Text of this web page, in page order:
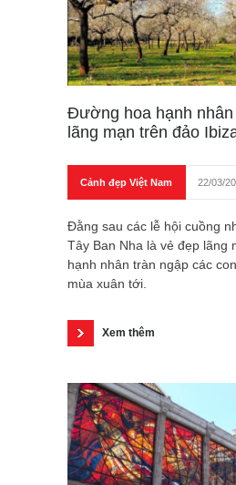
Đường hoa hạnh nhân
lãng mạn trên đảo
Cảnh đẹp Việt Nam 22/03/
Đằng sau các lễ hội cuồng
Tây Ban Nha là vẻ đẹp lãng
hạnh nhân tràn ngập các
mùa xuân tới.
Xem thêm